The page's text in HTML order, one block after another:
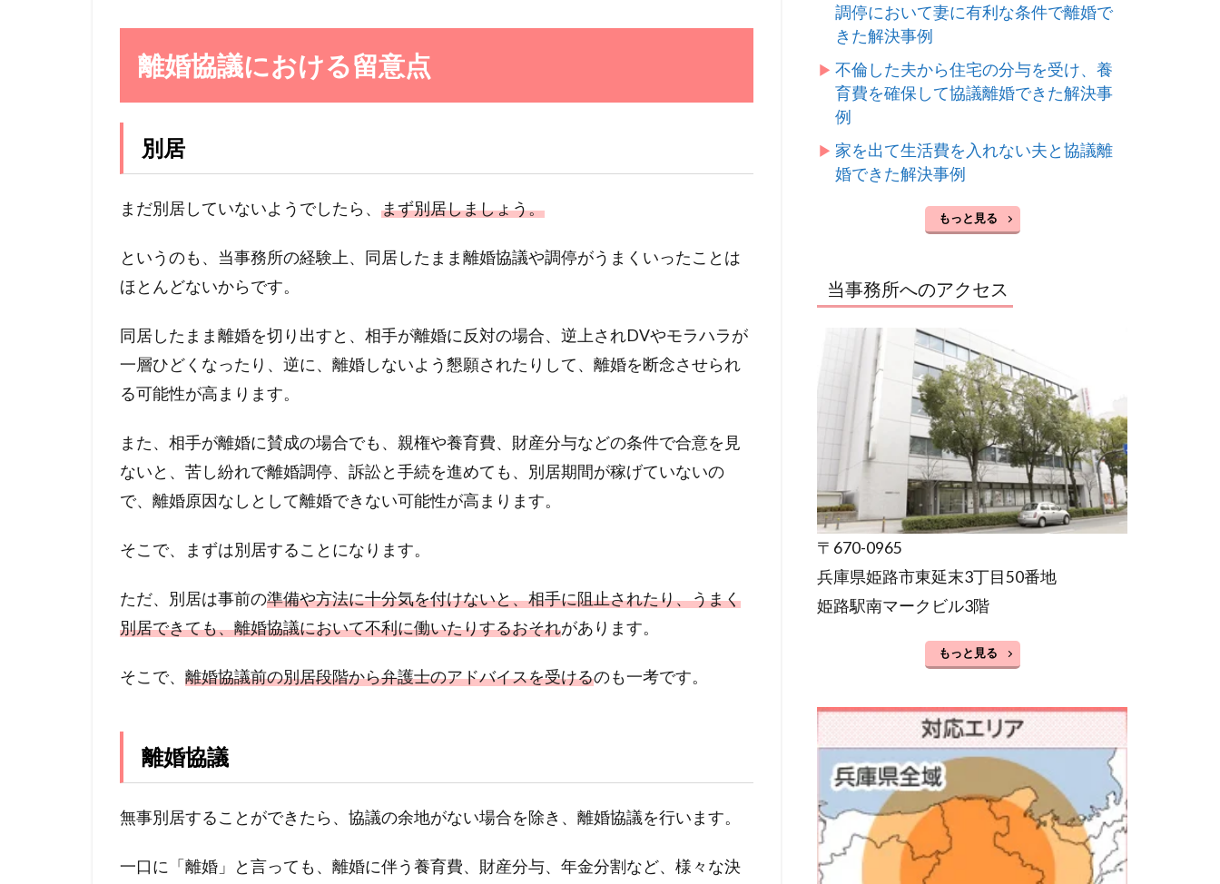
離婚協議における留意点
別居
まだ別居していないようでしたら、 まず別居しましょう。
というのも、当事務所の経験上、同居したまま離婚協議や調停がうまくいったことは
ほとんどないからです。
同居したまま離婚を切り出すと、相手が離婚に反対の場合、逆上されDVやモラハラが
一層ひどくなったり、逆に、離婚しないよう懇願されたりして、離婚を断念させられ
る可能性が高まります。
また、相手が離婚に賛成の場合でも、親権や養育費、財産分与などの条件で合意を見
ないと、苦し紛れで離婚調停、訴訟と手続を進めても、別居期間が稼げていないの
で、離婚原因なしとして離婚できない可能性が高まります。
そこで、まずは別居することになります。
ただ、別居は事前の準備や方法に十分気を付けないと、相手に阻止されたり、うまく
別居できても、離婚協議において不利に働いたりするおそれがあります。
そこで、 離婚協議前の別居段階から弁護士のアドバイスを受けるのも一考です。
離婚協議
無事別居することができたら、協議の余地がない場合を除き、離婚協議を行います。
一口に「離婚」と言っても、離婚に伴う養育費、財産分与、年金分割など、様々な決
調停において妻に有利な条件で離婚で
きた解決事例
不倫した夫から住宅の分与を受け、養
育費を確保して協議離婚できた解決事
例
家を出て生活費を入れない夫と協議離
婚できた解決事例
もっと見る
当事務所へのアクセス
〒670-0965
兵庫県姫路市東延末3丁目50番地
姫路駅南マークビル3階
もっと見る